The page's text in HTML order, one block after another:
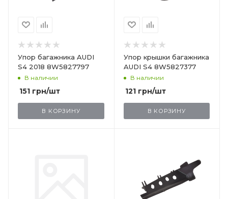
Упор багажника AUDI
S4 2018 8W5827797
В наличии
151 грн/шт
В КОРЗИНУ
Упор крышки багажника
AUDI S4 8W5827377
В наличии
121грн/шт
В КОРЗИНУ